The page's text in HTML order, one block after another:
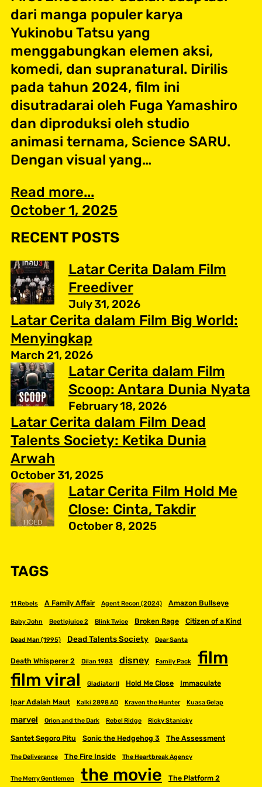
dari manga populer karya
Yukinobu Tatsu yang
menggabungkan elemen aksi,
komedi, dan supranatural. Dirilis
pada tahun 2024, film ini
disutradarai oleh Fuga Yamashiro
dan diproduksi oleh studio
animasi ternama, Science SARU.
Dengan visual yang…
Read more...
October 1, 2025
RECENT POSTS
Latar Cerita Dalam Film
Freediver
July 31, 2026
Latar Cerita dalam Film Big World:
Menyingkap
March 21, 2026
Latar Cerita dalam Film
Scoop: Antara Dunia Nyata
February 18, 2026
Latar Cerita dalam Film Dead
Talents Society: Ketika Dunia
Arwah
October 31, 2025
Latar Cerita Film Hold Me
Close: Cinta, Takdir
October 8, 2025
TAGS
11 Rebels A Family Affair Agent Recon (2024) Amazon Bullseye
Baby John Beetlejuice 2 Blink Twice Broken Rage Citizen of a Kind
Dead Man (1995) Dead Talents Society Dear Santa
Death Whisperer 2 Dilan 1983 disney Family Pack
film
film viral
Gladiator II Hold Me Close Immaculate
Ipar Adalah Maut Kalki 2898 AD Kraven the Hunter Kuasa Gelap
marvel Orion and the Dark Rebel Ridge Ricky Stanicky
Santet Segoro Pitu Sonic the Hedgehog 3 The Assessment
The Deliverance The Fire Inside The Heartbreak Agency
The Merry Gentlemen the movie The Platform 2